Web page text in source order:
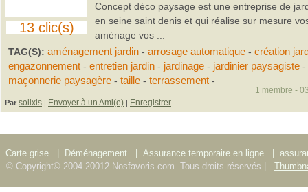
13 clic(s)
Concept déco paysage est une entreprise de
en seine saint denis et qui réalise sur mesure
aménage vos ...
TAG(S): aménagement jardin - arrosage automatique - création
engazonnement - entretien jardin - jardinage - jardinier paysagiste -
maçonnerie paysagère - taille - terrassement -
Par solixis | Envoyer à un Ami(e) | Enregistrer
1 membre -
Carte grise Déménagement Assurance temporaire en ligne
© Copyright© 2004-20012 Nosfavoris.com. Tous droits réservés |